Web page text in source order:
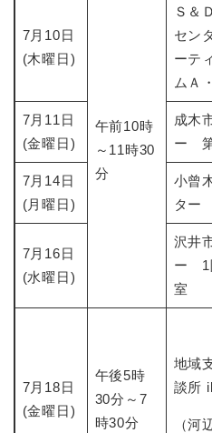
7月10日
(木曜日)
午前10時
～11時30
分
Ｓ＆
セン
ーテ
ムＡ
7月11日
(金曜日)
成木
ー
7月14日
(月曜日)
小曾
ター
7月16日
(水曜日)
沢井
ー 1
室
7月18日
(金曜日)
午後5時
30分～7
時30分
地域
談所
（河